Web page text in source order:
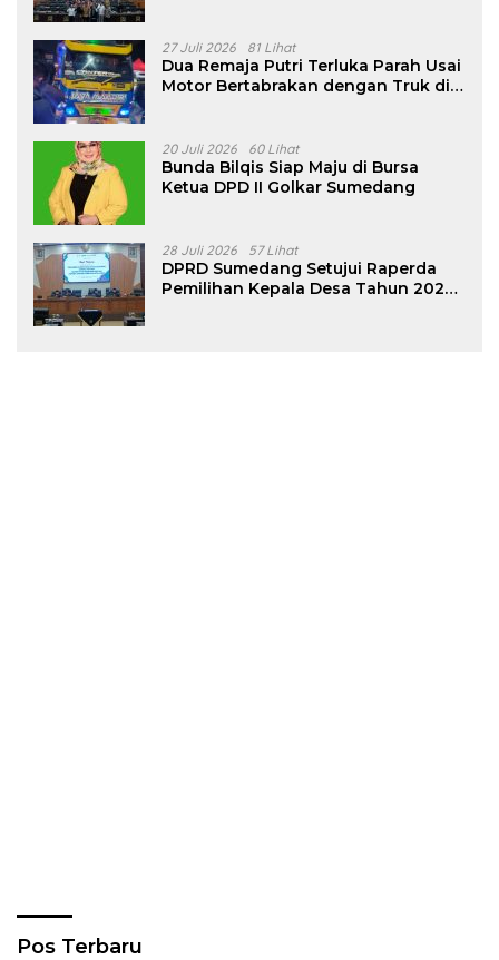
27 Juli 2026 81 Lihat
Dua Remaja Putri Terluka Parah Usai
Motor Bertabrakan dengan Truk di
20 Juli 2026 60 Lihat
Bunda Bilqis Siap Maju di Bursa
Ketua DPD II Golkar Sumedang
28 Juli 2026 57 Lihat
DPRD Sumedang Setujui Raperda
Pemilihan Kepala Desa Tahun 2026
Pos Terbaru